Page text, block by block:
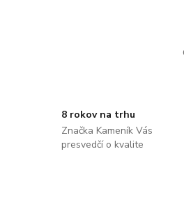
8 rokov na trhu
Značka Kameník Vás
presvedčí o kvalite